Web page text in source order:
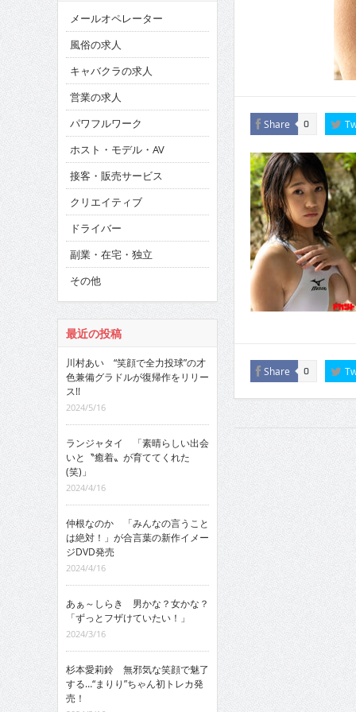
Share 0
Share 0
メールオペレーター
風俗の求人
キャバクラの求人
営業の求人
パワフルワーク
ホスト・モデル・AV
接客・販売サービス
クリエイティブ
ドライバー
副業・在宅・独立
その他
最近の投稿
川村あい “笑顔で全力投球”の才
色兼備グラドルが復帰作をリリー
ス!!
2024/5/16
ランジャタイ 「素晴らしい出会
いと〝癒着〟が育ててくれた
(笑)」
2024/4/16
仲根なのか 「みんなの言うこと
は絶対！」が合言葉の新作イメー
ジDVD発売
2024/4/16
あぁ～しらき 男かな？女かな？
「ずっとフザけていたい！」
2024/3/16
杉本愛莉鈴 無邪気な笑顔で魅了
する…“まりり”ちゃん初トレカ発
売！